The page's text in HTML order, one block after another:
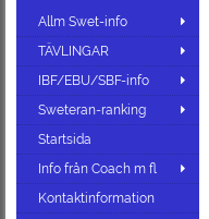
Allm Swet-info
TÄVLINGAR
IBF/EBU/SBF-info
Sweteran-ranking
Startsida
Info från Coach m fl
Kontaktinformation